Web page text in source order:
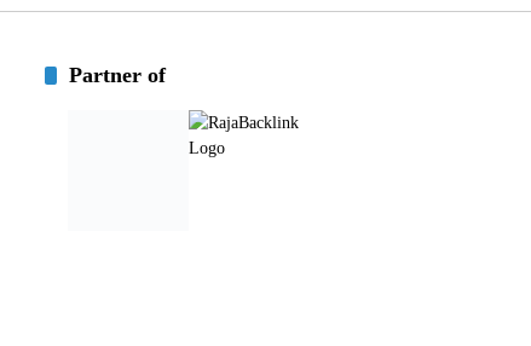
Partner of